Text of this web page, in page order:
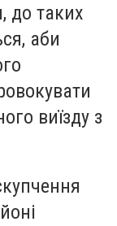
до таких
аби
виїзду з